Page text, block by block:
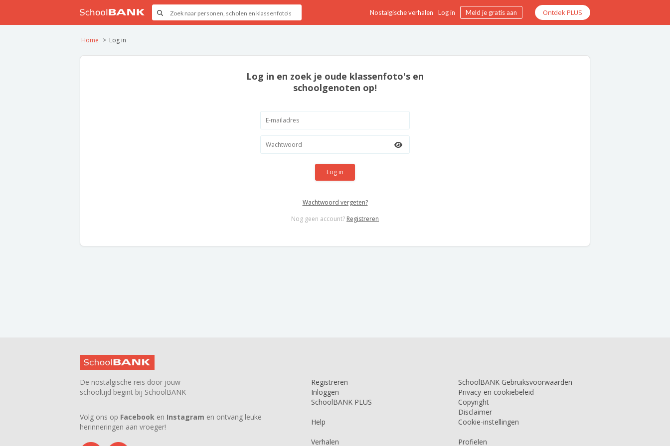
Nostalgische verhalen Log in Meld je gratis aan Ontdek PLUS
Home Log in
Log in en zoek je oude klassenfoto's en
schoolgenoten op!
Log in
Wachtwoord vergeten?
Nog geen account? Registreren
De nostalgische reis door jouw
schooltijd begint bij SchoolBANK
Volg ons op Facebook en Instagram en ontvang leuke
herinneringen aan vroeger!
Registreren
Inloggen
SchoolBANK PLUS
Help
Verhalen
SchoolBANK Gebruiksvoorwaarden
Privacy-en cookiebeleid
Copyright
Disclaimer
Cookie-instellingen
Profielen